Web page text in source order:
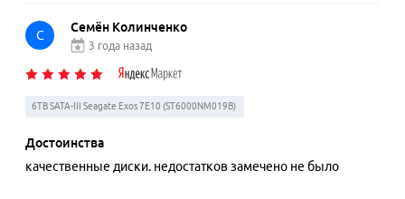
С
Семён Колинченко
3 года назад
6TB SATA-III Seagate Exos 7E10 (ST6000NM019B)
Достоинства
качественные диски. недостатков замечено не было